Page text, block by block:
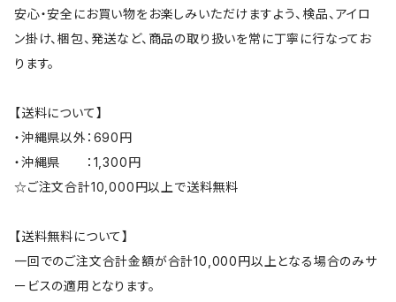
安心・安全にお買い物をお楽しみいただけますよう、検品、アイロ
ン掛け、梱包、発送など、商品の取り扱いを常に丁寧に行なってお
ります。
【送料について】
・沖縄県以外：690円
・沖縄県 ：1,300円
☆ご注文合計10,000円以上で送料無料
【送料無料について】
一回でのご注文合計金額が合計10,000円以上となる場合のみサ
ービスの適用となります。